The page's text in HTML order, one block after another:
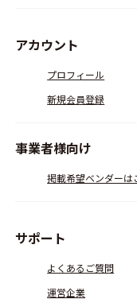
アカウント
プロフィール
新規会員登録
事業者様向け
掲載希望ベンダーは
サポート
よくあるご質問
運営企業